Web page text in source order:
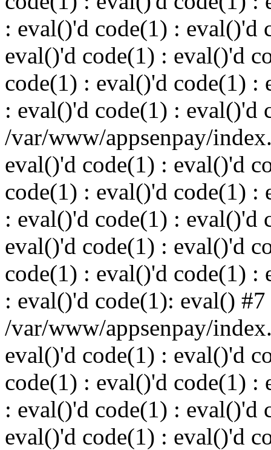
: eval()'d code(1) : eval()'d
eval()'d code(1) : eval()'d
code(1) : eval()'d code(1) :
: eval()'d code(1) : eval()'d
/var/www/appsenpay/
eval()'d code(1) : eval()'d
code(1) : eval()'d code(1) :
: eval()'d code(1) : eval()'d
eval()'d code(1) : eval()'d
code(1) : eval()'d code(1) :
: eval()'d code(1): eval() #7
/var/www/appsenpay/
eval()'d code(1) : eval()'d
code(1) : eval()'d code(1) :
: eval()'d code(1) : eval()'d
eval()'d code(1) : eval()'d